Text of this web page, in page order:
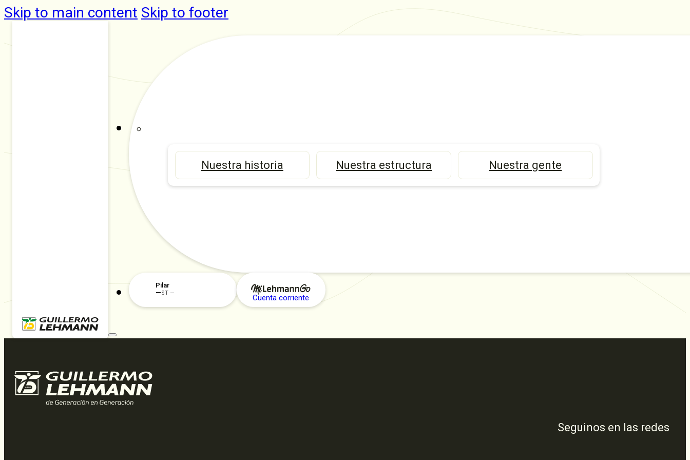
Skip to main content Skip to footer
Nuestra historia Nuestra estructura Nuestra gente
Pilar
—ST —
Cuenta corriente
Seguinos en las redes